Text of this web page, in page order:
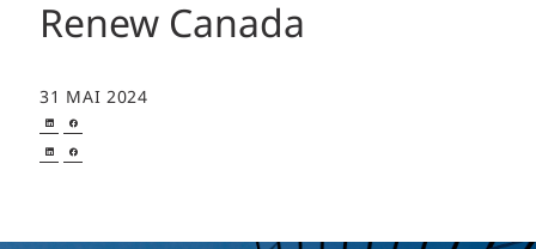
Renew Canada
31 MAI 2024